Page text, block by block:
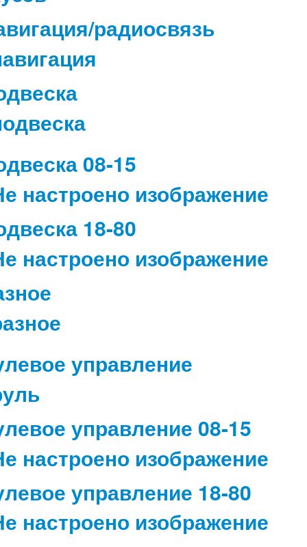
радиосвязь
08-15
18-80
управление
управление 08-15
управление 18-80